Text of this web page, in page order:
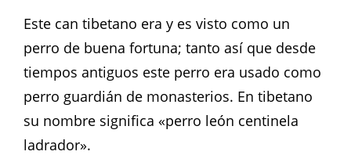
Este can tibetano era y es visto como un
perro de buena fortuna; tanto así que desde
tiempos antiguos este perro era usado como
perro guardián de monasterios. En tibetano
su nombre significa «perro león centinela
ladrador».